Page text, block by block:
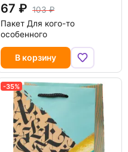
67
103
Пакет Для кого-то
особенного
В корзину
-35%